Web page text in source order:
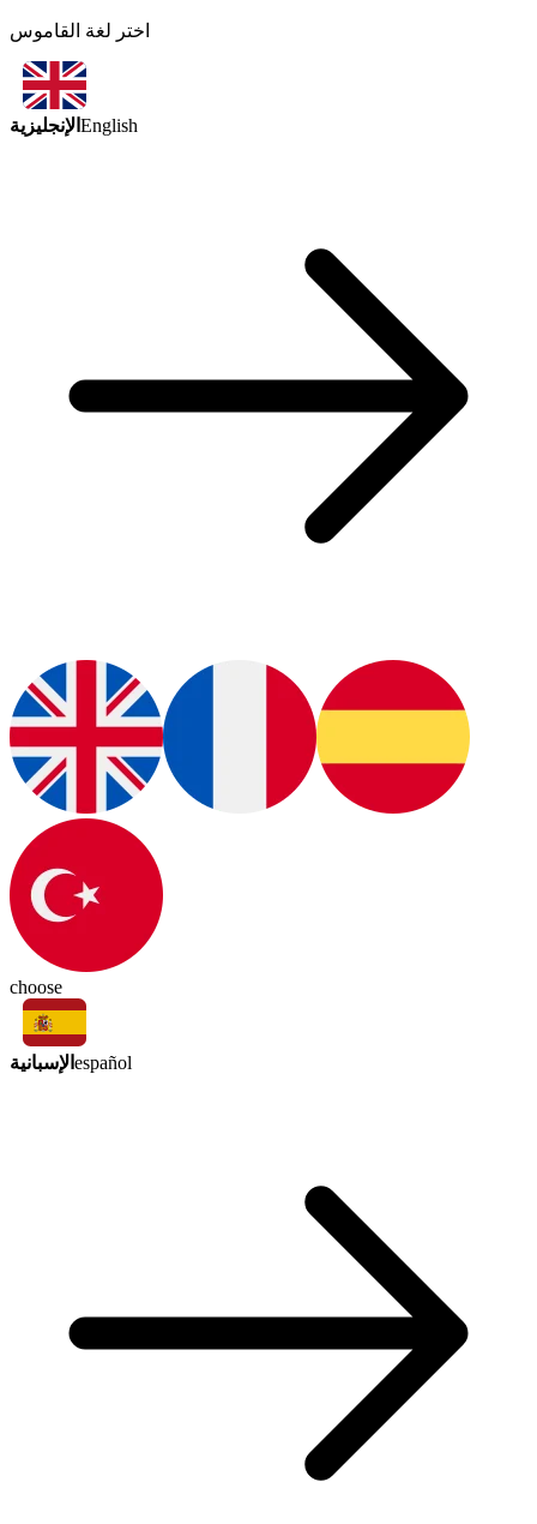
اختر لغة القاموس
الإنجليزية English
choose
الإسبانية español